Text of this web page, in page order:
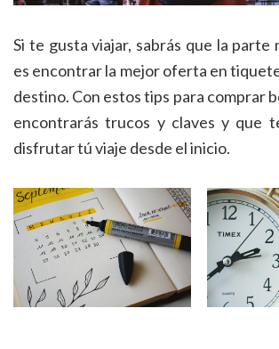
Si te gusta viajar, sabrás que la parte
es encontrar la mejor oferta en
destino. Con estos tips para comprar
encontrarás trucos y claves y que
disfrutar tú viaje desde el inicio.